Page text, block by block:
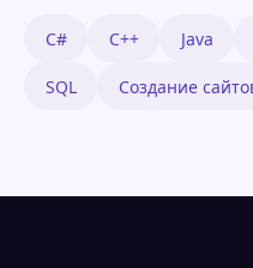
C# C++ Java
SQL Создание